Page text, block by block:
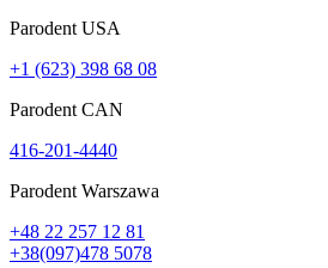
Parodent USА
+1 (623) 398 68 08
Parodent CAN
416-201-4440
Parodent Warszawa
+48 22 257 12 81
+38(097)478 5078